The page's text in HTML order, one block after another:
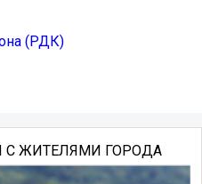
(РДК)
С ЖИТЕЛЯМИ ГОРОДА